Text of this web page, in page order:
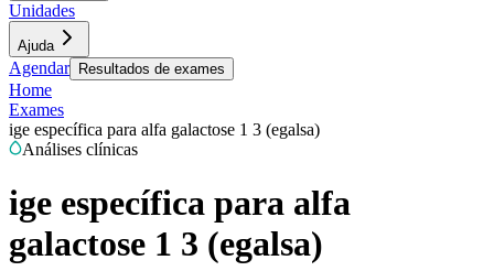
Unidades
Ajuda
Agendar Resultados de exames
Home
Exames
ige específica para alfa galactose 1 3 (egalsa)
Análises clínicas
ige específica para alfa
galactose 1 3 (egalsa)